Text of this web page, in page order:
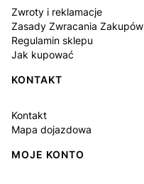
Zwroty i reklamacje
Zasady Zwracania Zakupów
Regulamin sklepu
Jak kupować
KONTAKT
Kontakt
Mapa dojazdowa
MOJE KONTO